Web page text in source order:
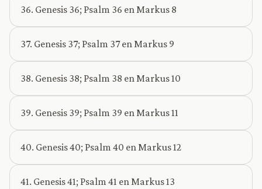
36. Genesis 36; Psalm 36 en Markus 8
37. Genesis 37; Psalm 37 en Markus 9
38. Genesis 38; Psalm 38 en Markus 10
39. Genesis 39; Psalm 39 en Markus 11
40. Genesis 40; Psalm 40 en Markus 12
41. Genesis 41; Psalm 41 en Markus 13